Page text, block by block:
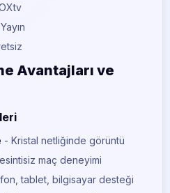
Avantajları ve
- Kristal netliğinde görüntü
maç deneyimi
tablet, bilgisayar desteği